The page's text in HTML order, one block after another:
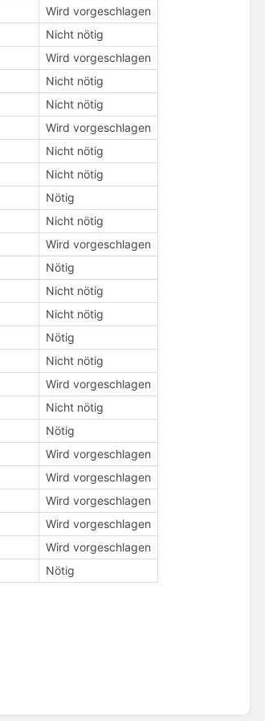
Wird vorgeschlagen
Nicht nötig
Wird vorgeschlagen
Nicht nötig
Nicht nötig
Wird vorgeschlagen
Nicht nötig
Nicht nötig
Nötig
Nicht nötig
Wird vorgeschlagen
Nötig
Nicht nötig
Nicht nötig
Nötig
Nicht nötig
Wird vorgeschlagen
Nicht nötig
Nötig
Wird vorgeschlagen
Wird vorgeschlagen
Wird vorgeschlagen
Wird vorgeschlagen
Wird vorgeschlagen
Nötig